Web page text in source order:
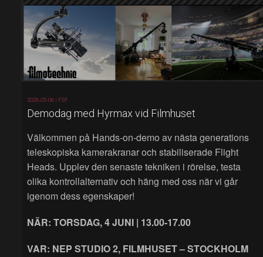
2026-05-06 | FSF
Demodag med Hyrmax vid Filmhuset
Välkommen på Hands‑on‑demo av nästa generations
teleskopiska kamerakranar och stabiliserade Flight
Heads. Upplev den senaste tekniken i rörelse, testa
olika kontrollalternativ och häng med oss när vi går
igenom dess egenskaper!
NÄR: TORSDAG, 4 JUNI | 13.00-17.00
VAR: NEP STUDIO 2, FILMHUSET – STOCKHOLM